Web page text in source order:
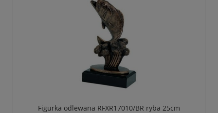
Figurka odlewana RFXR17010/BR ryba 25cm